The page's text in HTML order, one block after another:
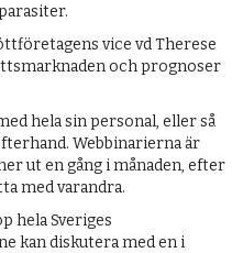
vice vd Therese
och prognoser
hela sin personal, eller så
Webbinarierna är
ut en gång i månaden, efter
med varandra.
hela Sveriges
kan diskutera med en i